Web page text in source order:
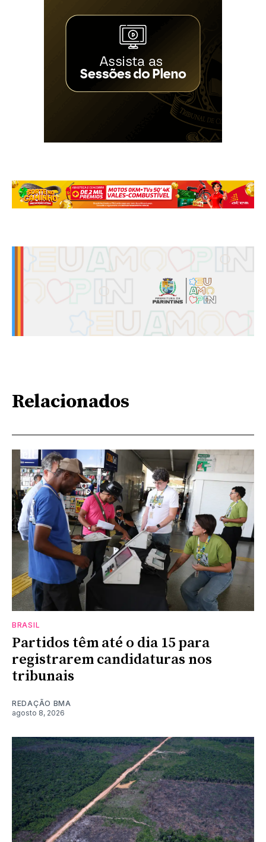
Relacionados
BRASIL
Partidos têm até o dia 15 para
registrarem candidaturas nos
tribunais
REDAÇÃO BMA
agosto 8, 2026